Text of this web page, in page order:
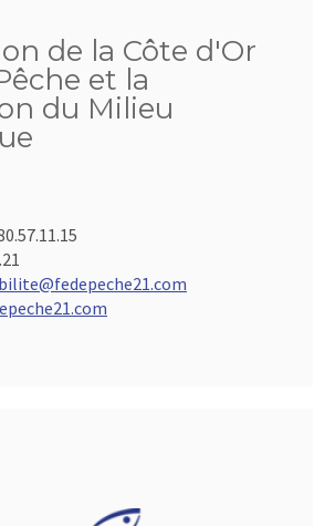
de la Côte d'Or
et la
du Milieu